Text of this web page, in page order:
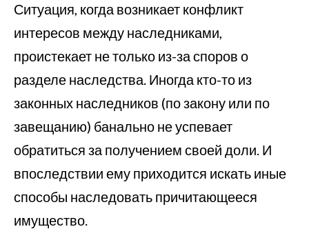
Ситуация, когда возникает конфликт
интересов между наследниками,
проистекает не только из-за споров о
разделе наследства. Иногда кто-то из
законных наследников (по закону или по
завещанию) банально не успевает
обратиться за получением своей доли. И
впоследствии ему приходится искать иные
способы наследовать причитающееся
имущество.